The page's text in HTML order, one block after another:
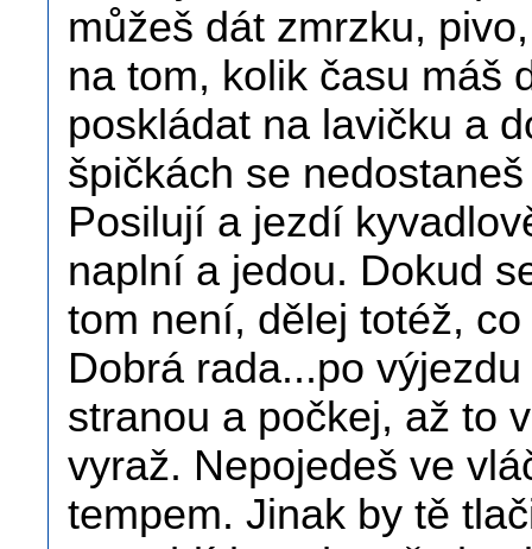
můžeš dát zmrzku,
na tom, kolik času máš
poskládat na lavičku a
špičkách se
Posilují a jezdí
naplní a jedou. Dokud
tom není, dělej totéž,
Dobrá rada...po
stranou a počkej, až to
vyraž. Nepojedeš ve
tempem. Jinak by tě